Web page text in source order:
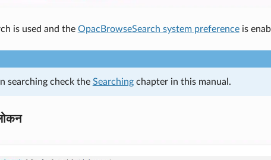
is used and the OpacBrowseSearch system preferenceis
searching check the Searchingchapter in this manual.